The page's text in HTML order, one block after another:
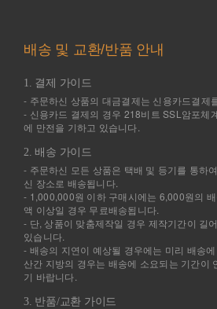
배송 및 교환/반품 안내
1. 결제 가이드
- 주문하신 상품의 대금결제는 신용카드결제
- 신용카드 결제의 경우 218비트 SSL암포체
에 만전을 기하고 있습니다.
2. 배송 가이드
- 주문하신 모든 상품은 택배 및 등기를 통하
신 장소로 배송됩니다.
- 1,000,000원 이하 구매시에는 6,000원의
액 이상일 경우 무료배송됩니다.
- 단, 상품이 맞춤제작일 경우 제작기간이 길
있습니다.
- 배송의 지연이 예상될 경우에는 미리 배송
산간 지방의 경우는 배송에 소요되는 기간이
기 바랍니다.
3. 반품/교환 가이드